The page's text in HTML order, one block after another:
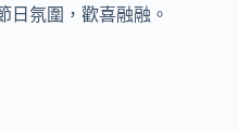
日氛圍，歡喜融融。